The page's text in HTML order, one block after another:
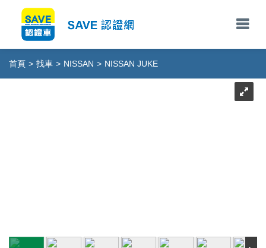
首頁 > 找車 > NISSAN > NISSAN JUKE